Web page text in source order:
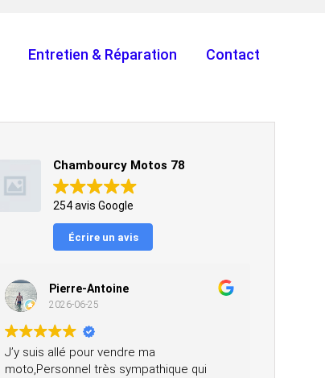
Entretien & Réparation Contact
Chambourcy Motos 78
254 avis Google
Écrire un avis
Pierre-Antoine
2026-06-25
J’y suis allé pour vendre ma
moto,Personnel très sympathique qui